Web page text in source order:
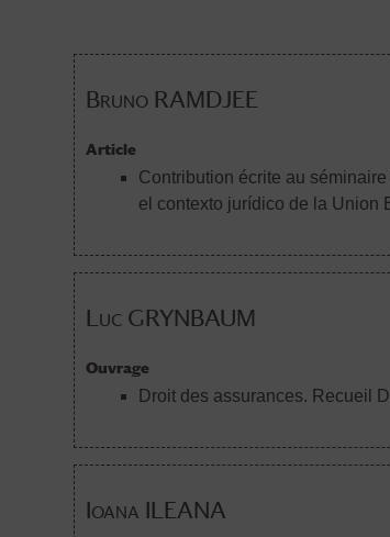
Bruno RAMDJEE
Article
Contribution écrite au
el contexto jurídico de la Union
Luc GRYNBAUM
Ouvrage
Droit des assurances. Recueil
Ioana ILEANA